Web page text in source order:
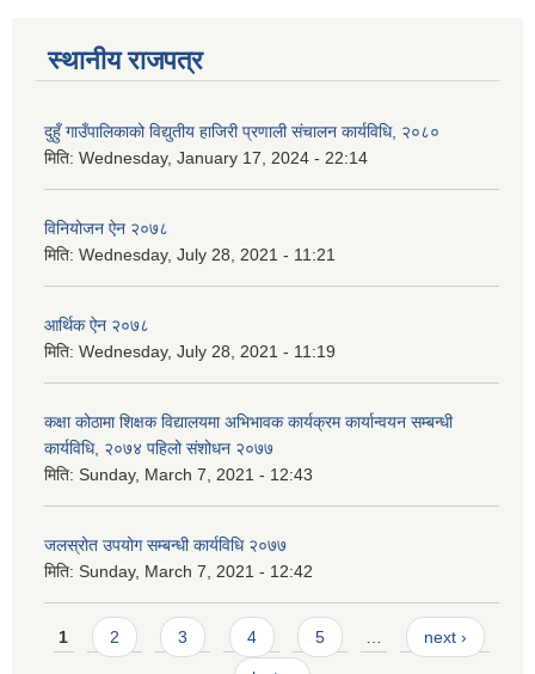
स्थानीय राजपत्र
दुहुँ गाउँपालिकाको विद्युतीय हाजिरी प्रणाली संचालन कार्यविधि, २०८०
मिति: Wednesday, January 17, 2024 - 22:14
विनियोजन ऐन २०७८
मिति: Wednesday, July 28, 2021 - 11:21
आर्थिक ऐन २०७८
मिति: Wednesday, July 28, 2021 - 11:19
कक्षा कोठामा शिक्षक विद्यालयमा अभिभावक कार्यक्रम कार्यान्वयन सम्बन्धी
कार्यविधि, २०७४ पहिलो संशोधन २०७७
मिति: Sunday, March 7, 2021 - 12:43
जलस्रोत उपयोग सम्बन्धी कार्यविधि २०७७
मिति: Sunday, March 7, 2021 - 12:42
Pages
1 2 3 4 5 next ›